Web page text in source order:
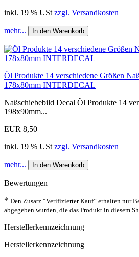
inkl. 19 % USt zzgl. Versandkosten
mehr... In den Warenkorb
Öl Produkte 14 verschiedene Größen
178x80mm INTERDECAL
Naßschiebebild Decal Öl Produkte 14
198x90mm...
EUR 8,50
inkl. 19 % USt zzgl. Versandkosten
mehr... In den Warenkorb
Bewertungen
* Den Zusatz “Verifizierter Kauf” erhalten nur
abgegeben wurden, die das Produkt in diesem
Herstellerkennzeichnung
Herstellerkennzeichnung